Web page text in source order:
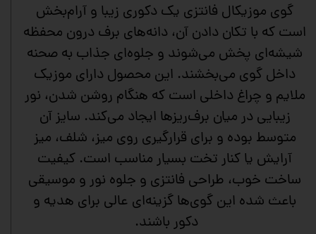
گوی موزیکال فانتزی یک دکوری زیبا و آرام‌بخش
است که با تکان دادن آن، دانه‌های برف درون محفظه
شیشه‌ای پخش می‌شوند و جلوه‌ای جذاب به صحنه
داخل گوی می‌بخشند. این محصول دارای موزیک
ملایم و چراغ داخلی است که هنگام روشن شدن، نور
زیبایی در میان برف‌ریزها ایجاد می‌کند. سایز آن
متوسط بوده و برای قرارگیری روی میز، شلف، میز
آرایش یا کنار تخت بسیار مناسب است. کیفیت
ساخت خوب، طراحی فانتزی و جلوه نور و موسیقی
باعث شده این گوی‌ها گزینه‌ای عالی برای هدیه و
دکور باشند.